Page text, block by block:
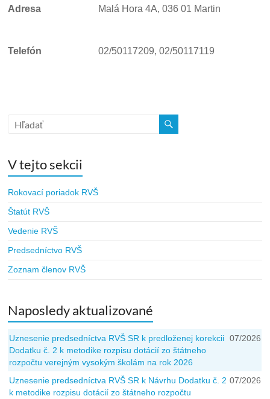
Adresa Malá Hora 4A, 036 01 Martin
Telefón 02/50117209, 02/50117119
V tejto sekcii
Rokovací poriadok RVŠ
Štatút RVŠ
Vedenie RVŠ
Predsedníctvo RVŠ
Zoznam členov RVŠ
Naposledy aktualizované
Uznesenie predsedníctva RVŠ SR k predloženej korekcii
Dodatku č. 2 k metodike rozpisu dotácií zo štátneho
rozpočtu verejným vysokým školám na rok 2026
07/2026
Uznesenie predsedníctva RVŠ SR k Návrhu Dodatku č. 2
k metodike rozpisu dotácií zo štátneho rozpočtu
07/2026